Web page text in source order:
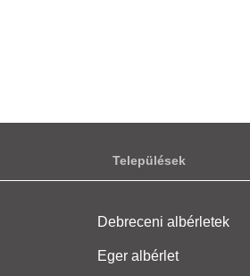
Települések
Debreceni albérletek
Eger albérlet